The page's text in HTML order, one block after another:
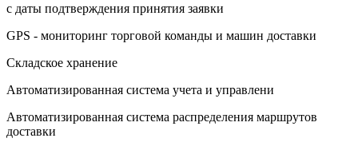
с даты подтверждения принятия заявки
GPS - мониторинг торговой команды и машин доставки
Складское хранение
Автоматизированная система учета и управлени
Автоматизированная система распределения маршрутов
доставки